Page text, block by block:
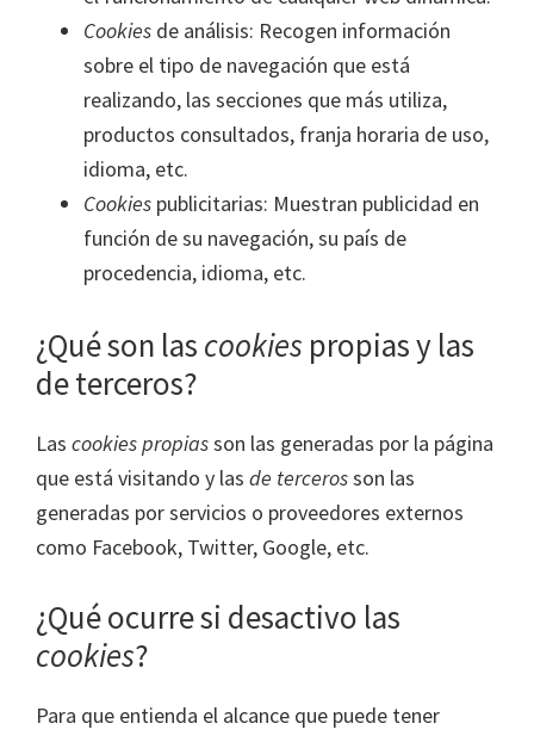
Cookies de análisis: Recogen información
sobre el tipo de navegación que está
realizando, las secciones que más utiliza,
productos consultados, franja horaria de uso,
idioma, etc.
Cookies publicitarias: Muestran publicidad en
función de su navegación, su país de
procedencia, idioma, etc.
¿Qué son las cookies propias y las
de terceros?
Las cookies propiasson las generadas por la página
que está visitando y las de tercerosson las
generadas por servicios o proveedores externos
como Facebook, Twitter, Google, etc.
¿Qué ocurre si desactivo las
cookies?
Para que entienda el alcance que puede tener